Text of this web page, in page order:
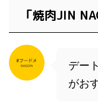
「焼肉JIN
デー
がお